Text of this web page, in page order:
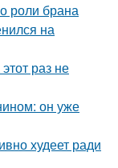
роли брана
на
раз не
он уже
худеет ради